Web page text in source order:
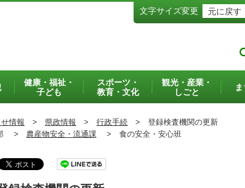
文字サイズ変更 元に戻す
健康・福祉・
子ども
スポーツ・
教育・文化
観光・産業・
しごと
情報 > 県政情報 > 行政手続 > 登録検査機関の更新
>
農産物安全・流通課 > 食の安全・安心班